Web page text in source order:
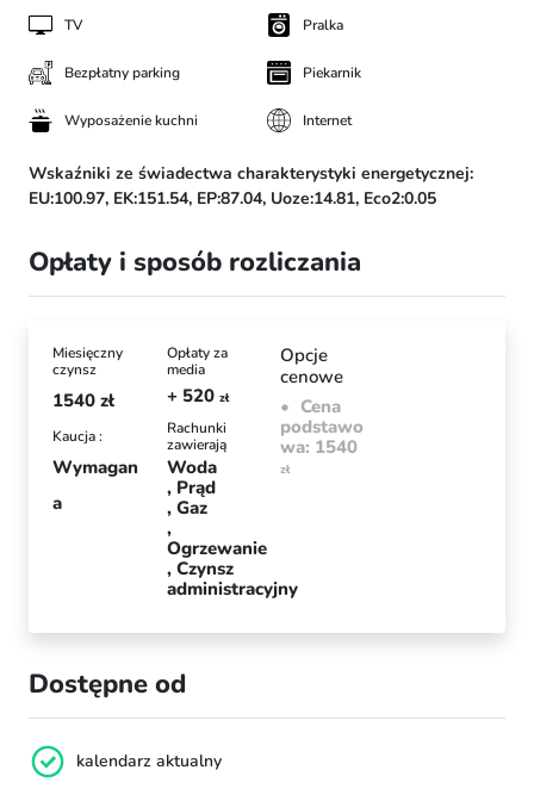
TV Pralka
Bezpłatny parking Piekarnik
Wyposażenie kuchni Internet
Wskaźniki ze świadectwa charakterystyki energetycznej:
EU:100.97, EK:151.54, EP:87.04, Uoze:14.81, Eco2:0.05
Opłaty i sposób rozliczania
Miesięczny
czynsz
1540 zł
Kaucja :
Wymagan
a
Opłaty za
media
+ 520 zł
Rachunki
zawierają
Woda
Prąd
Gaz
Ogrzewanie
Czynsz
administracyjny
Opcje
cenowe
Cena
podstawo
wa: 1540
zł
Dostępne od
kalendarz aktualny